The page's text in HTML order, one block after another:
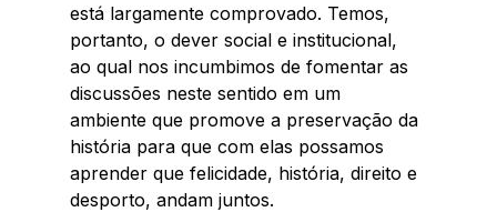
está largamente comprovado. Temos,
portanto, o dever social e institucional,
ao qual nos incumbimos de fomentar as
discussões neste sentido em um
ambiente que promove a preservação da
história para que com elas possamos
aprender que felicidade, história, direito e
desporto, andam juntos.